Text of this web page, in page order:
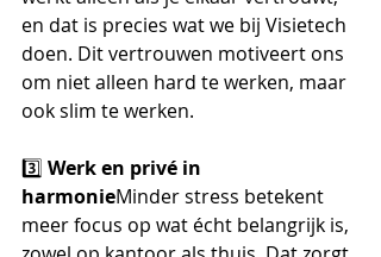
en dat is precies wat we bij Visietech
doen. Dit vertrouwen motiveert ons
om niet alleen hard te werken, maar
ook slim te werken.
3️⃣ Werk en privé in
harmonieMinder stress betekent
meer focus op wat écht belangrijk is,